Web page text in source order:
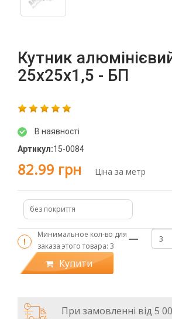
Кутник
25х25х1,5 - БП
В наявності
Артикул:15-0084
82.99 грн Ціна за метр
без покриття
Минимальное кол-во для
заказа этого товара: 3
Купити
При замовленні від 5